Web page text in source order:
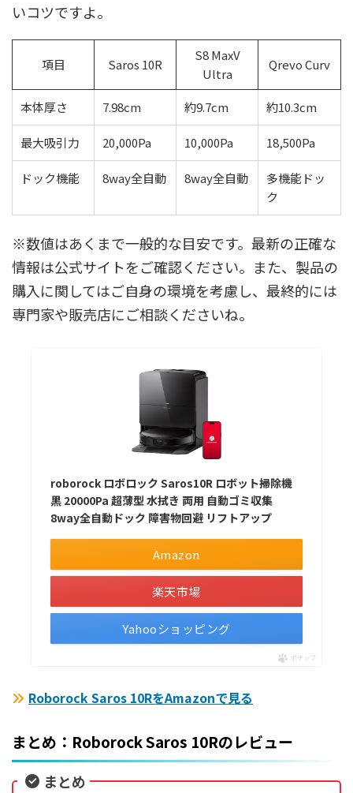
いコツですよ。
項目 Saros 10R
S8 MaxV
Ultra
Qrevo Curv
本体厚さ 7.98cm 約9.7cm 約10.3cm
最大吸引力 20,000Pa 10,000Pa 18,500Pa
ドック機能 8way全自動 8way全自動
多機能ドッ
ク
※数値はあくまで一般的な目安です。最新の正確な
情報は公式サイトをご確認ください。また、製品の
購入に関してはご自身の環境を考慮し、最終的には
専門家や販売店にご相談くださいね。
roborock ロボロック Saros10R ロボット掃除機
黒 20000Pa 超薄型 水拭き 両用 自動ゴミ収集
8way全自動ドック 障害物回避 リフトアップ
Amazon
楽天市場
Yahooショッピング
ポチップ
Roborock Saros 10RをAmazonで見る
まとめ：Roborock Saros 10Rのレビュー
まとめ